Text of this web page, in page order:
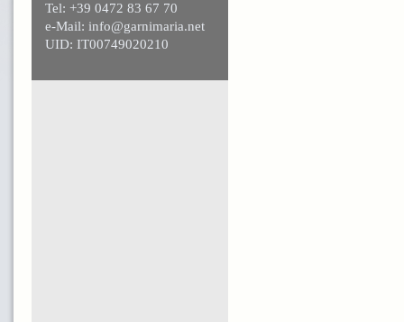
Tel: +39 0472 83 67 70
e-Mail: info@garnimaria.net
UID: IT00749020210